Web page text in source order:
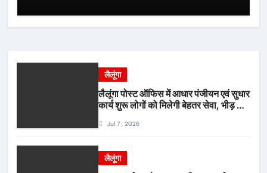
लैलूंगा
लैलूंगा पोस्ट ऑफिस में आधार पंजीयन एवं सुधार
कार्य शुरू लोगों को मिलेगी बेहतर सेवा, भीड़ से
Jul 7 , 2026
लैलूंगा